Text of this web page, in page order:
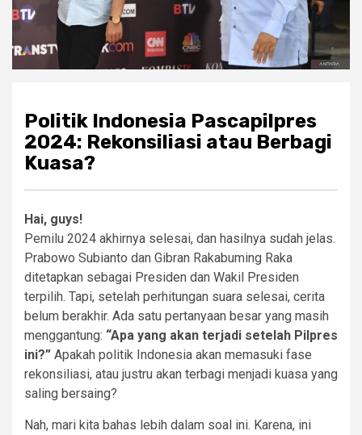
Politik Indonesia Pascapilpres
2024: Rekonsiliasi atau Berbagi
Kuasa?
Hai, guys!
Pemilu 2024 akhirnya selesai, dan hasilnya sudah jelas.
Prabowo Subianto dan Gibran Rakabuming Raka
ditetapkan sebagai Presiden dan Wakil Presiden
terpilih. Tapi, setelah perhitungan suara selesai, cerita
belum berakhir. Ada satu pertanyaan besar yang masih
menggantung: “Apa yang akan terjadi setelah Pilpres
ini?” Apakah politik Indonesia akan memasuki fase
rekonsiliasi, atau justru akan terbagi menjadi kuasa yang
saling bersaing?
Nah, mari kita bahas lebih dalam soal ini. Karena, ini